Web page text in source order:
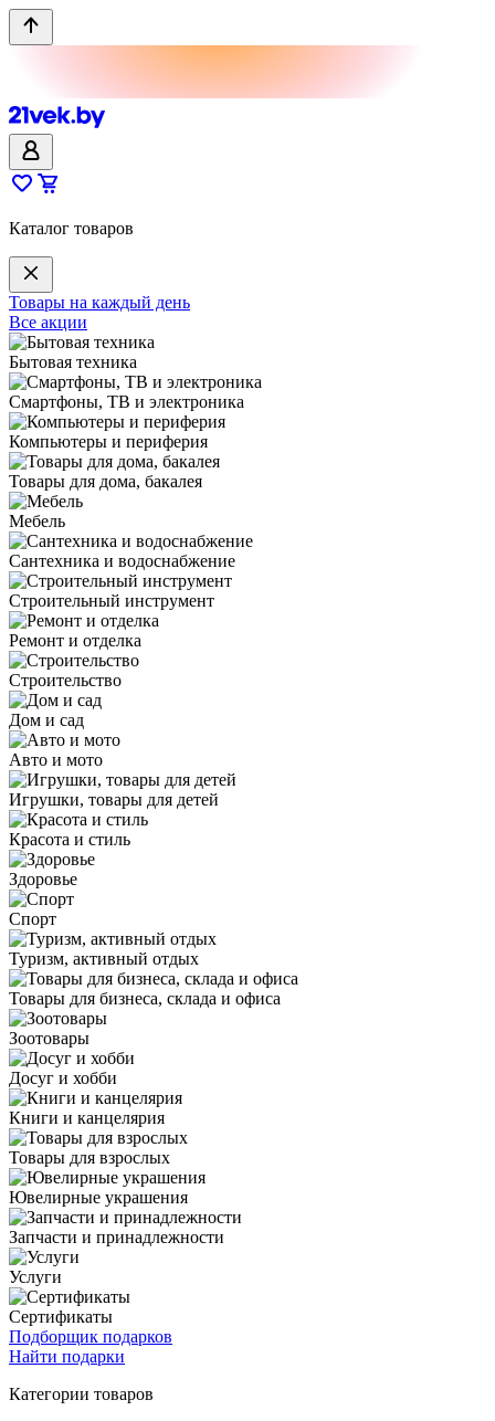
Каталог товаров
Товары на каждый день
Все акции
Бытовая техника
Смартфоны, ТВ и электроника
Компьютеры и периферия
Товары для дома, бакалея
Мебель
Сантехника и водоснабжение
Строительный инструмент
Ремонт и отделка
Строительство
Дом и сад
Авто и мото
Игрушки, товары для детей
Красота и стиль
Здоровье
Спорт
Туризм, активный отдых
Товары для бизнеса, склада и офиса
Зоотовары
Досуг и хобби
Книги и канцелярия
Товары для взрослых
Ювелирные украшения
Запчасти и принадлежности
Услуги
Сертификаты
Подборщик подарков
Найти подарки
Категории товаров